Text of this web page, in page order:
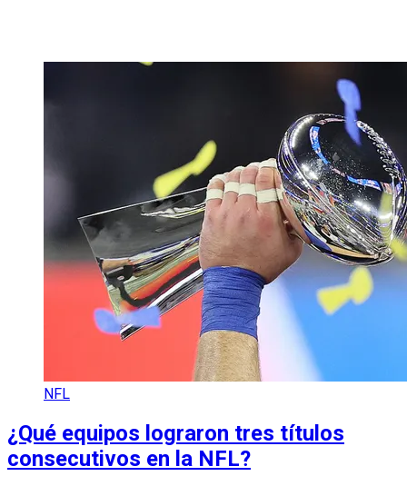
NFL
¿Qué equipos lograron tres títulos
consecutivos en la NFL?